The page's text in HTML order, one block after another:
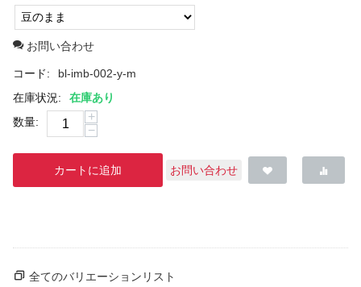
お問い合わせ
コード:
bl-imb-002-y-m
在庫状況:
在庫あり
数量:
+
−
カートに追加 お問い合わせ
全てのバリエーションリスト